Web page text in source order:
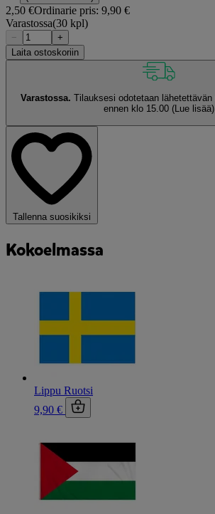
2,50 €Ordinarie pris: 9,90 €
Varastossa(30 kpl)
−
+
Laita ostoskoriin
Varastossa. Tilauksesi odotetaan lähetettävän
ennen klo 15.00 (Lue lisää)
Tallenna suosikiksi
Kokoelmassa
Lippu Ruotsi
9,90 €